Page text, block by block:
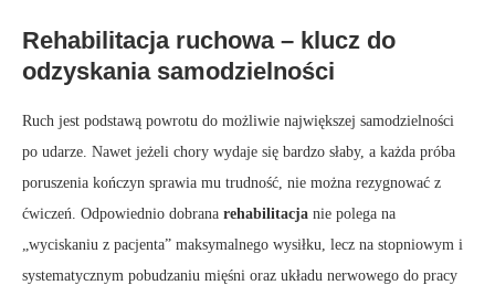
Rehabilitacja ruchowa – klucz do
odzyskania samodzielności
Ruch jest podstawą powrotu do możliwie największej samodzielności
po udarze. Nawet jeżeli chory wydaje się bardzo słaby, a każda próba
poruszenia kończyn sprawia mu trudność, nie można rezygnować z
ćwiczeń. Odpowiednio dobrana rehabilitacja nie polega na
„wyciskaniu z pacjenta” maksymalnego wysiłku, lecz na stopniowym i
systematycznym pobudzaniu mięśni oraz układu nerwowego do pracy